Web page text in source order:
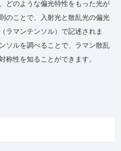
どのような偏光特性をもった光が
のことで、入射光と散乱光の偏光
ラマンテンソル）で記述されま
ソルを調べることで、ラマン散乱
称性を知ることができます。